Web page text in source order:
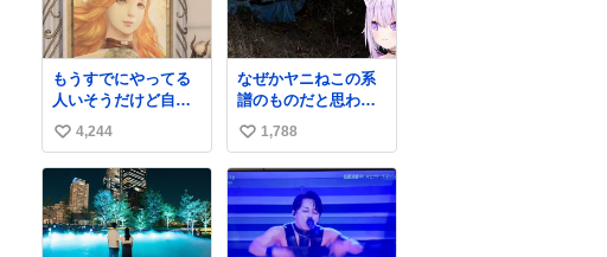
もうすでにやってる
人いそうだけど自分
のTLで見かけてない
い
い
ね
数
4,244
なぜかヤニねこの系
譜のものだと思われ
ているおかゆん #生
おかゆ
い
い
ね
数
1,788